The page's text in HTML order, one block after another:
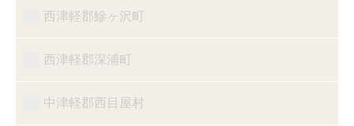
西津軽郡鰺ヶ沢町
西津軽郡深浦町
中津軽郡西目屋村